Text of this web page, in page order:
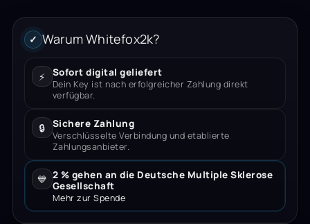
✓ Warum Whitefox2k?
⚡ Sofort digital geliefert
Dein Key ist nach erfolgreicher Zahlung direkt
verfügbar.
🔒 Sichere Zahlung
Verschlüsselte Verbindung und etablierte
Zahlungsanbieter.
💙 2 % gehen an die Deutsche Multiple Sklerose
Gesellschaft
Mehr zur Spende